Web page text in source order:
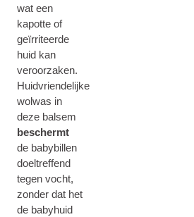
wat een
kapotte of
geïrriteerde
huid kan
veroorzaken.
Huidvriendelijke
wolwas in
deze balsem
beschermt
de babybillen
doeltreffend
tegen vocht,
zonder dat het
de babyhuid